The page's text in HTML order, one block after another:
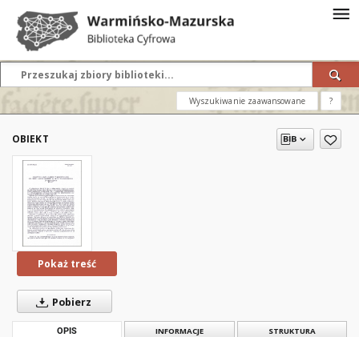
Wyszukiwanie zaawansowane ?
OBIEKT
Pokaż treść
Pobierz
OPIS INFORMACJE STRUKTURA